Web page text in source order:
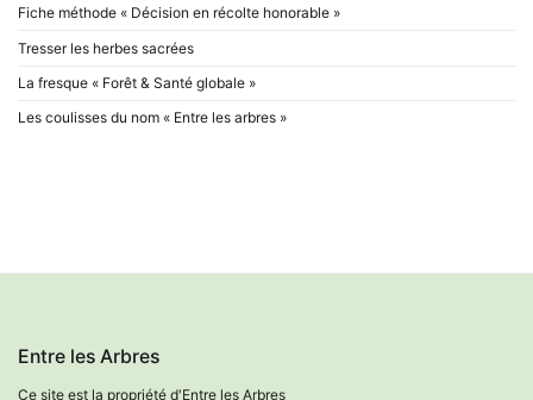
Fiche méthode « Décision en récolte honorable »
Tresser les herbes sacrées
La fresque « Forêt & Santé globale »
Les coulisses du nom « Entre les arbres »
Entre les Arbres
Ce site est la propriété d'Entre les Arbres